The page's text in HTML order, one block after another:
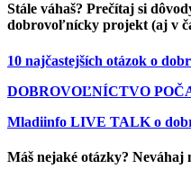
Stále váhaš? Prečítaj si
dobrovoľnícky projekt (aj v
10 najčastejších otázok o
DOBROVOĽNÍCTVO
Mladiinfo LIVE TALK o
Máš nejaké otázky? Neváhaj